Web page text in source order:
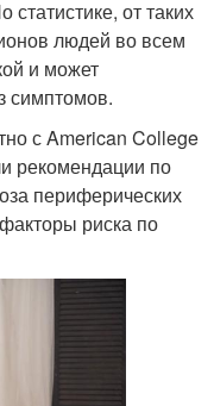
от таких
людей во всем
и может
симптомов.
с American College
рекомендации по
периферических
риска по